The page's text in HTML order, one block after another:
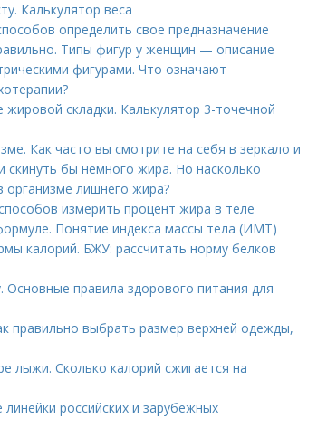
Калькулятор веса
определить свое предназначение
Типы фигур у женщин — описание
фигурами. Что означают
складки. Калькулятор 3-точечной
Как часто вы смотрите на себя в зеркало и
бы немного жира. Но насколько
организме лишнего жира?
измерить процент жира в теле
Понятие индекса массы тела (ИМТ)
калорий. БЖУ: рассчитать норму белков
правила здорового питания для
правильно выбрать размер верхней одежды,
лыжи. Сколько калорий сжигается на
российских и зарубежных